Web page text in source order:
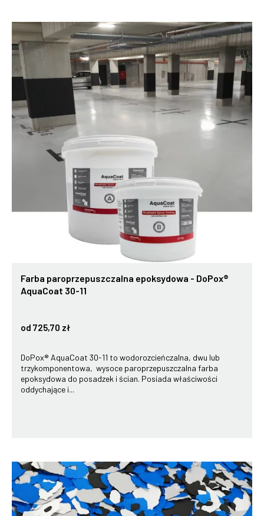
Farba paroprzepuszczalna epoksydowa - DoPox®
AquaCoat 30-11
od 725,70 zł
DoPox® AquaCoat 30-11 to wodorozcieńczalna, dwu lub
trzykomponentowa, wysoce paroprzepuszczalna farba
epoksydowa do posadzek i ścian. Posiada właściwości
oddychające i...